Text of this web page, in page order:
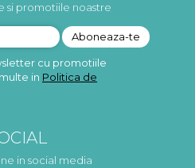
si promotiile noastre
cu promotiile
in Politica de
in social media